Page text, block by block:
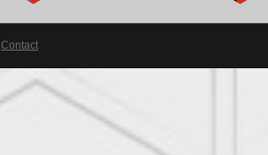
Contact